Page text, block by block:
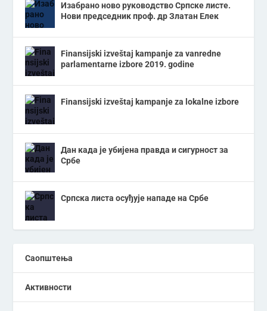
Изабрано ново руководство Српске листе.
Нови председник проф. др Златан Елек
Finansijski izveštaj kampanje za vanredne
parlamentarne izbore 2019. godine
Finansijski izveštaj kampanje za lokalne izbore
Дан када је убијена правда и сигурност за
Србе
Српска листа осуђује нападе на Србе
Саопштења
Активности